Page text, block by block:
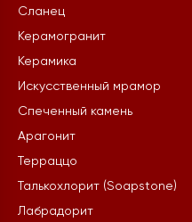
Сланец
Керамогранит
Керамика
Искусственный мрамор
Спеченный камень
Арагонит
Терраццо
Талькохлорит (Soapstone)
Лабрадорит